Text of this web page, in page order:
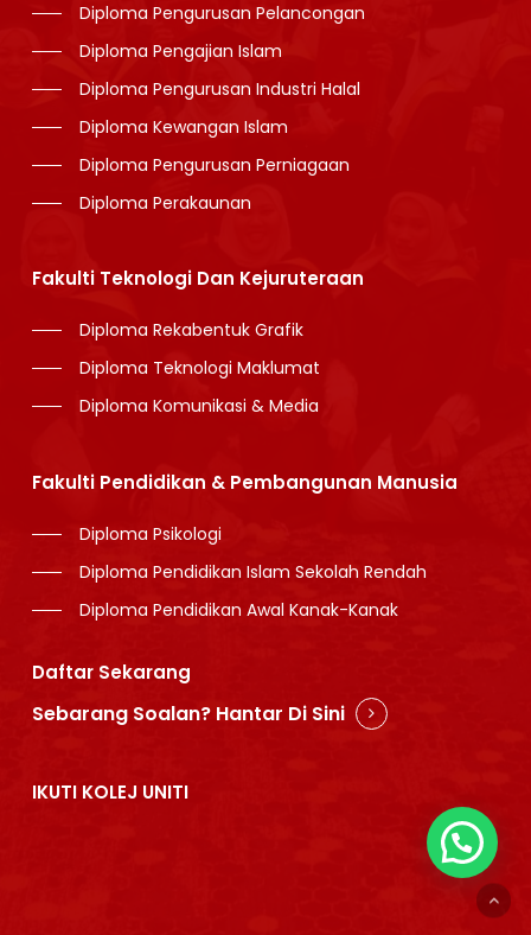
Diploma Pengurusan Pelancongan
Diploma Pengajian Islam
Diploma Pengurusan Industri Halal
Diploma Kewangan Islam
Diploma Pengurusan Perniagaan
Diploma Perakaunan
Fakulti Teknologi Dan Kejuruteraan
Diploma Rekabentuk Grafik
Diploma Teknologi Maklumat
Diploma Komunikasi & Media
Fakulti Pendidikan & Pembangunan Manusia
Diploma Psikologi
Diploma Pendidikan Islam Sekolah Rendah
Diploma Pendidikan Awal Kanak-Kanak
Daftar Sekarang
Sebarang Soalan? Hantar Di Sini
IKUTI KOLEJ UNITI